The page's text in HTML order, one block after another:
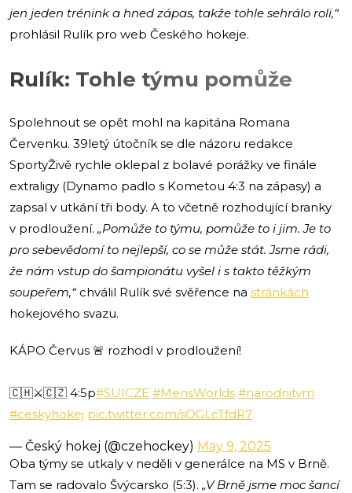
jen jeden trénink a hned zápas, takže tohle sehrálo roli,“
prohlásil Rulík pro web Českého hokeje.
Rulík: Tohle týmu pomůže
Spolehnout se opět mohl na kapitána Romana
Červenku. 39letý útočník se dle názoru redakce
SportyŽivě rychle oklepal z bolavé porážky ve finále
extraligy (Dynamo padlo s Kometou 4:3 na zápasy) a
zapsal v utkání tři body. A to včetně rozhodující branky
v prodloužení. „Pomůže to týmu, pomůže to i jim. Je to
pro sebevědomí to nejlepší, co se může stát. Jsme rádi,
že nám vstup do šampionátu vyšel i s takto těžkým
soupeřem,“chválil Rulík své svěřence na stránkách
hokejového svazu.
KÁPO Červus 🚨 rozhodl v prodloužení!
🇨🇭⚔️🇨🇿 4:5p#SUICZE #MensWorlds #narodnitym
#ceskyhokej pic.twitter.com/sOGLcTfdR7
— Český hokej (@czehockey) May 9, 2025
Oba týmy se utkaly v neděli v generálce na MS v Brně.
Tam se radovalo Švýcarsko (5:3). „V Brně jsme moc šancí